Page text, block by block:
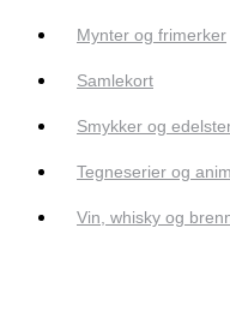
Mynter og frimerker
Samlekort
Smykker og
Tegneserier og
Vin, whisky og